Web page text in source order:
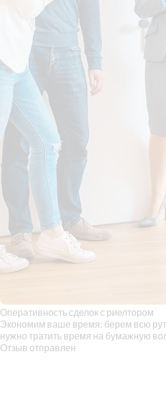
Оперативность сделок с риелтором
Экономим ваше время: берем всю
нужно тратить время на бумажную
Отзыв отправлен